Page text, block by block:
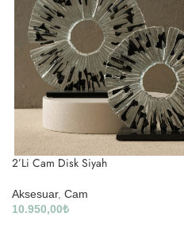
2’Li Cam Disk Siyah
Aksesuar, Cam
10.950,00₺